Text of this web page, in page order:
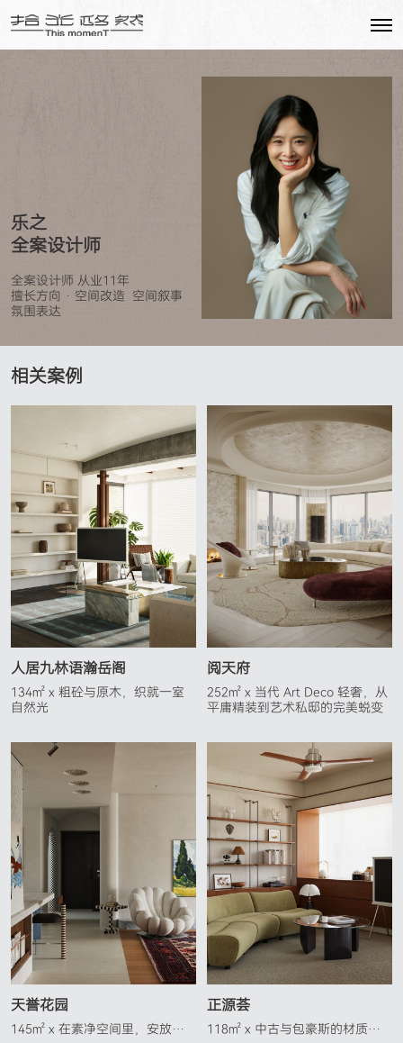
乐之
全案设计师
全案设计师 从业11年
擅长方向 · 空间改造  空间叙事
氛围表达
相关案例
人居九林语瀚岳阁
134㎡ x 粗砼与原木，织就一室
自然光
阅天府
252㎡ x 当代 Art Deco 轻奢，从
平庸精装到艺术私邸的完美蜕变
天誉花园
145㎡ x 在素净空间里，安放艺
正源荟
118㎡ x 中古与包豪斯的材质诗